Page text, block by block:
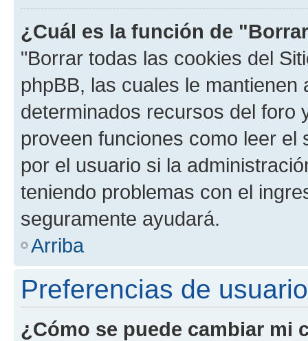
¿Cuál es la función de
"Borrar todas las cookies del
phpBB, las cuales le
determinados recursos del foro
proveen funciones como leer el
por el usuario si la
teniendo problemas con el
seguramente ayudará.
Arriba
Preferencias de
¿Cómo se puede cambiar mi